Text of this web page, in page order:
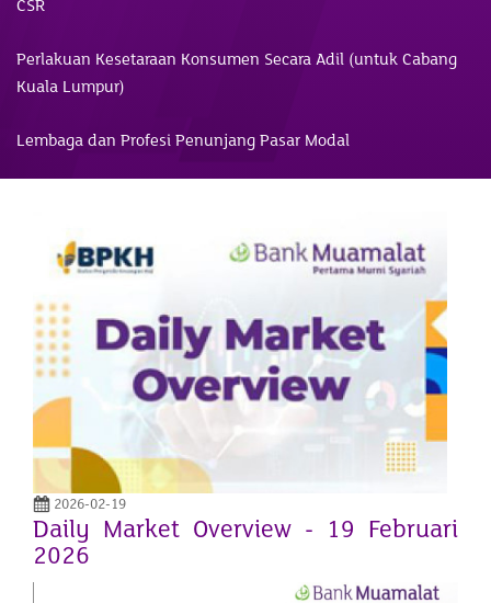
CSR
Perlakuan Kesetaraan Konsumen Secara Adil (untuk Cabang
Kuala Lumpur)
Lembaga dan Profesi Penunjang Pasar Modal
2026-02-19
Daily Market Overview - 19 Februari
2026